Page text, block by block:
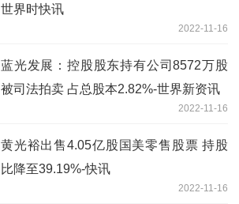
世界时快讯
2022-11-16
蓝光发展：控股股东持有公司8572万股
被司法拍卖 占总股本2.82%-世界新资讯
2022-11-16
黄光裕出售4.05亿股国美零售股票 持股
比降至39.19%-快讯
2022-11-16